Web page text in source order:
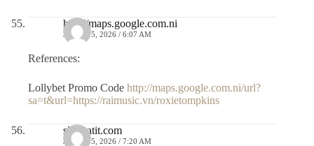
http://maps.google.com.ni
JULIO 15, 2026 / 6:07 AM
References:
Lollybet Promo Code http://maps.google.com.ni/url?
sa=t&url=https://raimusic.vn/roxietompkins
s2.xvatit.com
JULIO 15, 2026 / 7:20 AM